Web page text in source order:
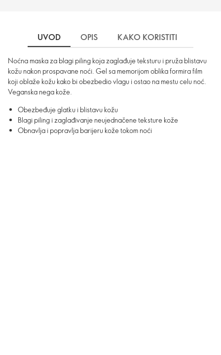
UVOD OPIS KAKO KORISTITI
Noćna maska za blagi piling koja zaglađuje teksturu i pruža blistavu
kožu nakon prospavane noći. Gel sa memorijom oblika formira film
koji oblaže kožu kako bi obezbedio vlagu i ostao na mestu celu noć.
Veganska nega kože.
Obezbeđuje glatku i blistavu kožu
Blagi piling i zaglađivanje neujednačene teksture kože
Obnavlja i popravlja barijeru kože tokom noći